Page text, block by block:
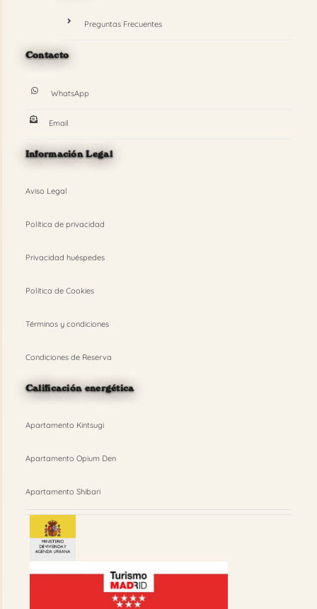
Preguntas Frecuentes
Contacto
WhatsApp
Email
Información Legal
Aviso Legal
Política de privacidad
Privacidad huéspedes
Política de Cookies
Términos y condiciones
Condiciones de Reserva
Calificación energética
Apartamento Kintsugi
Apartamento Opium Den
Apartamento Shibari